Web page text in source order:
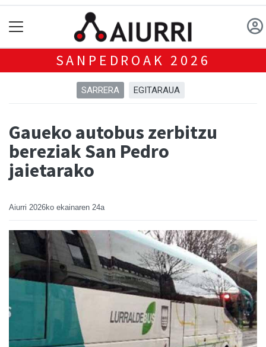
SANPEDROAK 2026
SARRERA EGITARAUA
Gaueko autobus zerbitzu
bereziak San Pedro
jaietarako
Aiurri 2026ko ekainaren 24a